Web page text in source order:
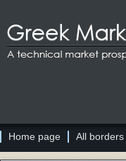
Home page All borders